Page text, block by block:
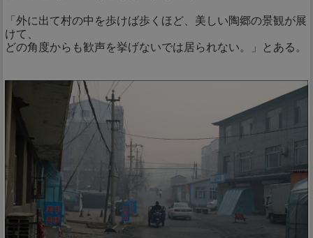
「外に出て村の中を歩けば歩くほど、美しい陶郷の景観が展
けて、
どの角度からも歓声を挙げないでは居られない。」とある。